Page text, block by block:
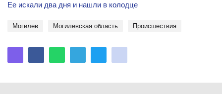
Ее искали два дня и нашли в колодце
Могилев Могилевская область происшествия